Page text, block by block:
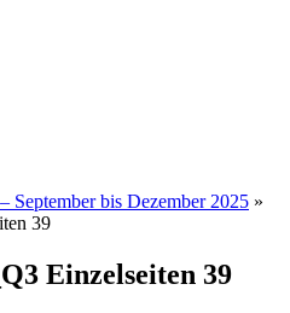
September bis Dezember 2025 »
39
Einzelseiten 39